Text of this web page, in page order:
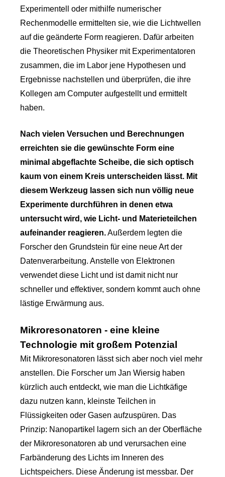
Experimentell oder mithilfe numerischer
Rechenmodelle ermittelten sie, wie die Lichtwellen
auf die geänderte Form reagieren. Dafür arbeiten
die Theoretischen Physiker mit Experimentatoren
zusammen, die im Labor jene Hypothesen und
Ergebnisse nachstellen und überprüfen, die ihre
Kollegen am Computer aufgestellt und ermittelt
haben.
Nach vielen Versuchen und Berechnungen
erreichten sie die gewünschte Form eine
minimal abgeflachte Scheibe, die sich optisch
kaum von einem Kreis unterscheiden lässt. Mit
diesem Werkzeug lassen sich nun völlig neue
Experimente durchführen in denen etwa
untersucht wird, wie Licht- und Materieteilchen
aufeinander reagieren.Außerdem legten die
Forscher den Grundstein für eine neue Art der
Datenverarbeitung. Anstelle von Elektronen
verwendet diese Licht und ist damit nicht nur
schneller und effektiver, sondern kommt auch ohne
lästige Erwärmung aus.
Mikroresonatoren - eine kleine
Technologie mit großem Potenzial
Mit Mikroresonatoren lässt sich aber noch viel mehr
anstellen. Die Forscher um Jan Wiersig haben
kürzlich auch entdeckt, wie man die Lichtkäfige
dazu nutzen kann, kleinste Teilchen in
Flüssigkeiten oder Gasen aufzuspüren. Das
Prinzip: Nanopartikel lagern sich an der Oberfläche
der Mikroresonatoren ab und verursachen eine
Farbänderung des Lichts im Inneren des
Lichtspeichers. Diese Änderung ist messbar. Der